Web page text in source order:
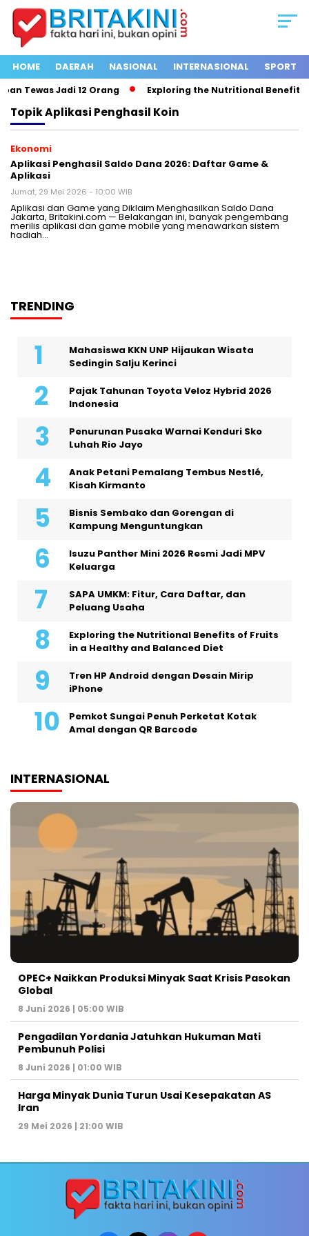
HOME DAERAH NASIONAL INTERNASIONAL SPORT
Tewas Jadi 12 Orang Exploring the Nutritional Benefits
TopikAplikasi Penghasil Koin
Ekonomi
Aplikasi Penghasil Saldo Dana 2026: Daftar Game &
Aplikasi
Jumat, 29 Mei 2026 - 10:00 WIB
Aplikasi dan Game yang Diklaim Menghasilkan Saldo Dana
Jakarta, Britakini.com — Belakangan ini, banyak pengembang
merilis aplikasi dan game mobile yang menawarkan sistem
hadiah…
TRENDING
Mahasiswa KKN UNP Hijaukan Wisata
Sedingin Salju Kerinci
Pajak Tahunan Toyota Veloz Hybrid 2026
Indonesia
Penurunan Pusaka Warnai Kenduri Sko
Luhah Rio Jayo
Anak Petani Pemalang Tembus Nestlé,
Kisah Kirmanto
Bisnis Sembako dan Gorengan di
Kampung Menguntungkan
Isuzu Panther Mini 2026 Resmi Jadi MPV
Keluarga
SAPA UMKM: Fitur, Cara Daftar, dan
Peluang Usaha
Exploring the Nutritional Benefits of Fruits
in a Healthy and Balanced Diet
Tren HP Android dengan Desain Mirip
iPhone
Pemkot Sungai Penuh Perketat Kotak
Amal dengan QR Barcode
INTERNASIONAL
OPEC+ Naikkan Produksi Minyak Saat Krisis Pasokan
Global
8 Juni 2026 | 05:00 WIB
Pengadilan Yordania Jatuhkan Hukuman Mati
Pembunuh Polisi
8 Juni 2026 | 01:00 WIB
Harga Minyak Dunia Turun Usai Kesepakatan AS
Iran
29 Mei 2026 | 21:00 WIB